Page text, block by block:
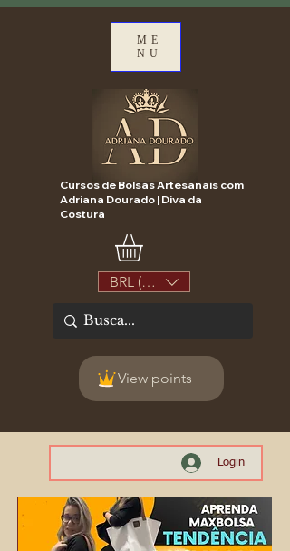
ME
NU
Cursos de Bolsas Artesanais com
Adriana Dourado | Diva da
Costura
BRL (R$)
View points
Login